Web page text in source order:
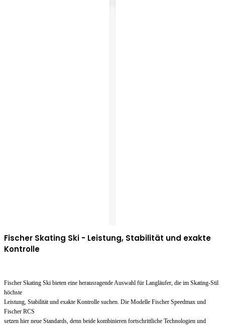
Fischer Skating Ski - Leistung, Stabilität und exakte
Kontrolle
Fischer Skating Ski bieten eine herausragende Auswahl für Langläufer, die im Skating-Stil
höchste
Leistung, Stabilität und exakte Kontrolle suchen. Die Modelle Fischer Speedmax und
Fischer RCS
setzen hier neue Standards, denn beide kombinieren fortschrittliche Technologien und